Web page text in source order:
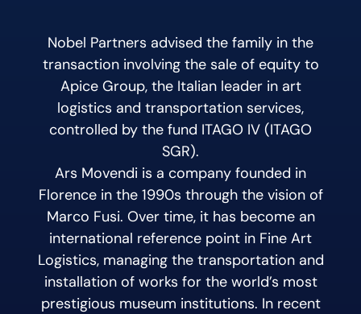
Nobel Partners advised the family in the
transaction involving the sale of equity to
Apice Group, the Italian leader in art
logistics and transportation services,
controlled by the fund ITAGO IV (ITAGO
SGR).
Ars Movendi is a company founded in
Florence in the 1990s through the vision of
Marco Fusi. Over time, it has become an
international reference point in Fine Art
Logistics, managing the transportation and
installation of works for the world’s most
prestigious museum institutions. In recent